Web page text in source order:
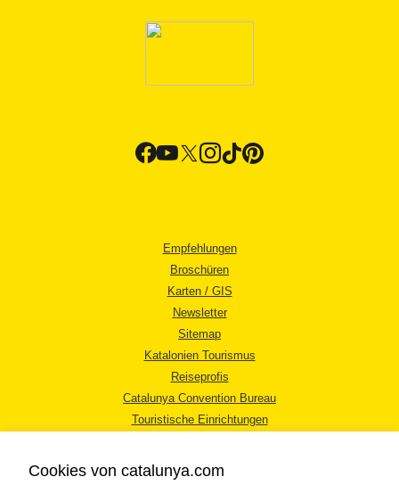
Empfehlungen
Broschüren
Karten / GIS
Newsletter
Sitemap
Katalonien Tourismus
Reiseprofis
Catalunya Convention Bureau
Touristische Einrichtungen
Cookies von catalunya.com